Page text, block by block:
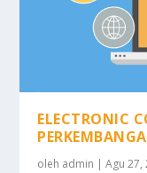
ELECTRONIC
oleh admin |Agu 27,